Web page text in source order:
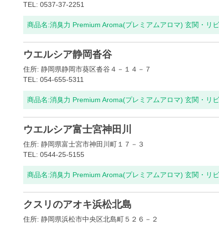
TEL: 0537-37-2251
商品名:消臭力 Premium Aroma(プレミアムアロマ) 玄関・リ
ウエルシア静岡沓谷
住所: 静岡県静岡市葵区沓谷４－１４－７
TEL: 054-655-5311
商品名:消臭力 Premium Aroma(プレミアムアロマ) 玄関・リ
ウエルシア富士宮神田川
住所: 静岡県富士宮市神田川町１７－３
TEL: 0544-25-5155
商品名:消臭力 Premium Aroma(プレミアムアロマ) 玄関・リ
クスリのアオキ浜松北島
住所: 静岡県浜松市中央区北島町５２６－２